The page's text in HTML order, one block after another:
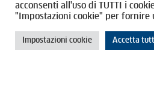
Cookie Policy
Privacy Policy
acconsenti all'uso di TUTTI i
"Impostazioni cookie" per fornire
Impostazioni cookie Accetta